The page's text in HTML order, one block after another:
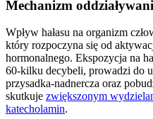
Mechanizm
Wpływ hałasu na organizm
który rozpoczyna się od
hormonalnego. Ekspozycja na
60-kilku decybeli, prowadzi do
przysadka-nadnercza oraz
skutkuje zwiększonym
katecholamin.